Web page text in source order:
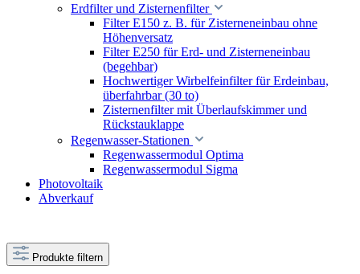
Erdfilter und Zisternenfilter
Filter E150 z. B. für Zisterneneinbau ohne
Höhenversatz
Filter E250 für Erd- und Zisterneneinbau
(begehbar)
Hochwertiger Wirbelfeinfilter für Erdeinbau,
überfahrbar (30 to)
Zisternenfilter mit Überlaufskimmer und
Rückstauklappe
Regenwasser-Stationen
Regenwassermodul Optima
Regenwassermodul Sigma
Photovoltaik
Abverkauf
Produkte filtern